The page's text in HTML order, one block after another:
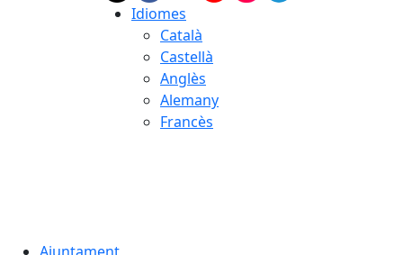
Idiomes
Català
Castellà
Anglès
Alemany
Francès